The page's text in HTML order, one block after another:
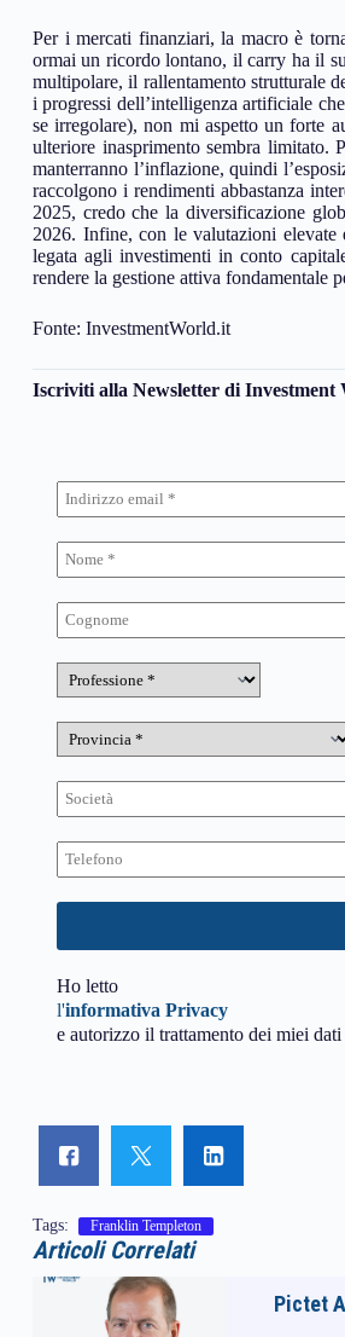
Per i mercati finanziari, la macro è
ormai un ricordo lontano, il carry ha il
multipolare, il rallentamento strutturale
i progressi dell’intelligenza artificiale
se irregolare), non mi aspetto un forte
ulteriore inasprimento sembra limitato.
manterranno l’inflazione, quindi
raccolgono i rendimenti abbastanza
2025, credo che la diversificazione
2026. Infine, con le valutazioni elevate
legata agli investimenti in conto
rendere la gestione attiva fondamentale
Fonte: InvestmentWorld.it
Iscriviti alla Newsletter di Investment
Ho letto
l'informativa Privacy
e autorizzo il trattamento dei miei
Tags: Franklin Templeton
Articoli Correlati
Pictet